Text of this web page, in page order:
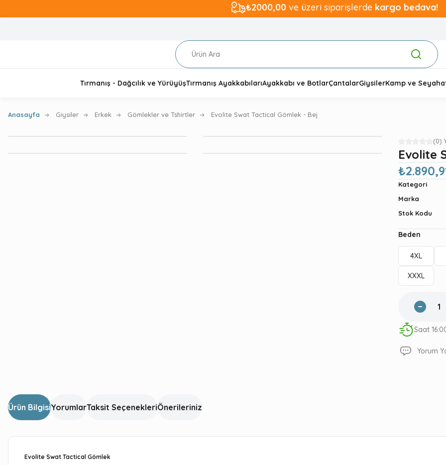
₺2000,00 ve üzeri siparişlerde kargo bedava!
Tırmanış - Dağcılık ve YürüyüşTırmanış AyakkabılarıAyakkabı ve BotlarÇantalarGiysilerKamp ve
Anasayfa Giysiler Erkek Gömlekler ve Tshirtler Evolite Swat Tactical Gömlek - Bej
(0)
Evolite
Kategori
Marka
Stok Kodu
Beden
4XL
XXXL
Saat
Yorum
Ürün BilgisiYorumlarTaksit SeçenekleriÖnerileriniz
Evolite Swat Tactical Gömlek